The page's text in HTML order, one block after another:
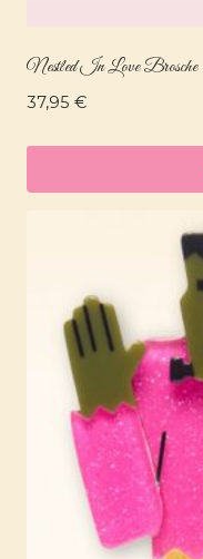
Nestled In Love Brosche
37,95 €